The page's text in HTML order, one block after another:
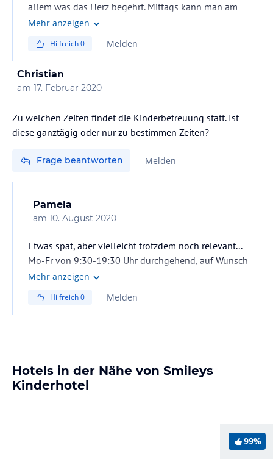
allem was das Herz begehrt. Mittags kann man am
Mittagstisch teilnehmen was auch als Buffet angeboten
verschiedenen Menüs wählen ,die 3 Gänge werden am
reichhaltiges Salatbuffet.
Dann gibt es auch Themenabende .
In näherer Umgebung sind die Städte Gmünd und
Spittal
Mehr anzeigen
Hilfreich0 Melden
Christian
am 17. Februar 2020
Zu welchen Zeiten findet die Kinderbetreuung statt. Ist
diese ganztägig oder nur zu bestimmen Zeiten?
Frage beantworten Melden
Pamela
am 10. August 2020
Etwas spät, aber vielleicht trotzdem noch relevant...
Mo-Fr von 9:30-19:30 Uhr durchgehend, auf Wunsch
gehen sie auch mit den Kindern um 12 Uhr Mittagessen
Sa-So von 15:30-19:30 Uhr (ebenfalls auf Wunsch mit
Mehr anzeigen
Hilfreich0 Melden
Hotels in der Nähe von Smileys
Kinderhotel
99%